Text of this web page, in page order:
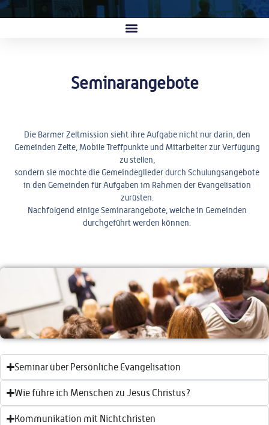
Seminarangebote
Die Barmer Zeltmission sieht ihre Aufgabe nicht nur darin, den
Gemeinden Zelte, Mobile Treffpunkte und Mitarbeiter zur Verfügung
zu stellen,
sondern sie möchte die Gemeindeglieder durch Schulungsangebote
in den Gemeinden für Aufgaben im Rahmen der Evangelisation
zurüsten.
Nachfolgend einige Seminarangebote, welche in Gemeinden
durchgeführt werden können.
Seminar über Persönliche Evangelisation
Wie führe ich Menschen zu Jesus Christus?
Kommunikation mit Nichtchristen